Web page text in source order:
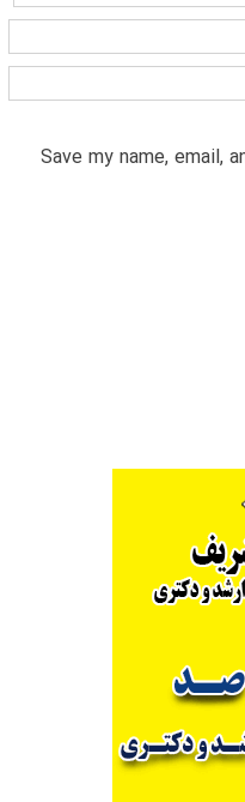
Save my name, email,